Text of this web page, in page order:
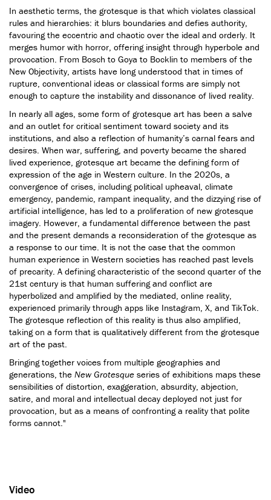
In aesthetic terms, the grotesque is that which violates classical
rules and hierarchies: it blurs boundaries and defies authority,
favouring the eccentric and chaotic over the ideal and orderly. It
merges humor with horror, offering insight through hyperbole and
provocation. From Bosch to Goya to Bocklin to members of the
New Objectivity, artists have long understood that in times of
rupture, conventional ideas or classical forms are simply not
enough to capture the instability and dissonance of lived reality.
In nearly all ages, some form of grotesque art has been a salve
and an outlet for critical sentiment toward society and its
institutions, and also a reflection of humanity’s carnal fears and
desires. When war, suffering, and poverty became the shared
lived experience, grotesque art became the defining form of
expression of the age in Western culture. In the 2020s, a
convergence of crises, including political upheaval, climate
emergency, pandemic, rampant inequality, and the dizzying rise of
artificial intelligence, has led to a proliferation of new grotesque
imagery. However, a fundamental difference between the past
and the present demands a reconsideration of the grotesque as
a response to our time. It is not the case that the common
human experience in Western societies has reached past levels
of precarity. A defining characteristic of the second quarter of the
21st century is that human suffering and conflict are
hyperbolized and amplified by the mediated, online reality,
experienced primarily through apps like Instagram, X, and TikTok.
The grotesque reflection of this reality is thus also amplified,
taking on a form that is qualitatively different from the grotesque
art of the past.
Bringing together voices from multiple geographies and
generations, the New Grotesque series of exhibitions maps these
sensibilities of distortion, exaggeration, absurdity, abjection,
satire, and moral and intellectual decay deployed not just for
provocation, but as a means of confronting a reality that polite
forms cannot."
Video